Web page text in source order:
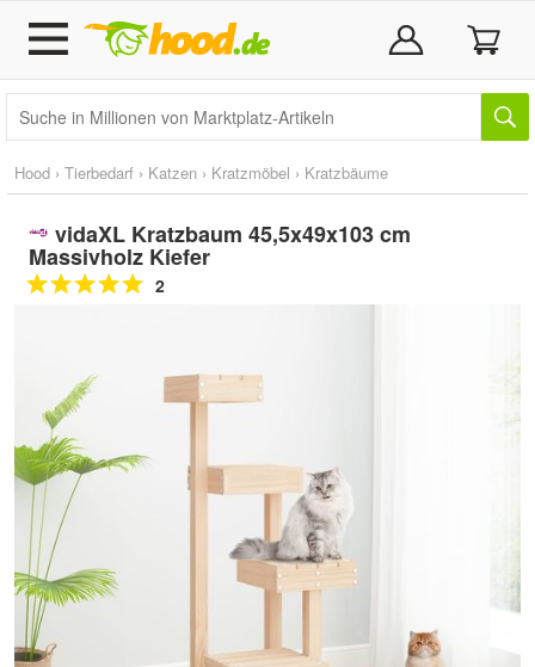
Hood › Tierbedarf › Katzen › Kratzmöbel › Kratzbäume
vidaXL Kratzbaum 45,5x49x103 cm
Massivholz Kiefer
2